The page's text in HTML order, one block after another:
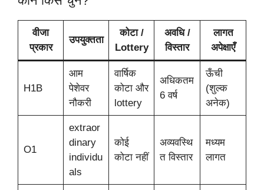
वीजा
प्रकार
उपयुक्तता
कोटा /
Lottery
अवधि /
विस्तार
लागत
अपेक्षाएँ
H1B
आम
पेशेवर
नौकरी
वार्षिक
कोटा और
lottery
अधिकतम
6 वर्ष
ऊँची
(शुल्क
अनेक)
O1
extraor
dinary
individu
als
कोई
कोटा नहीं
अव्यवस्थि
त विस्तार
मध्यम
लागत